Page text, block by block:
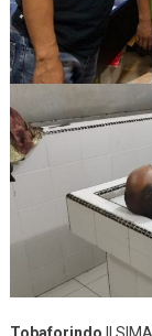
Tobaforindo ||